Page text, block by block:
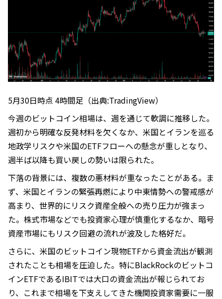
5月30日時点 4時間足（出典:TradingView）
今週のビットコイン相場は、週を通じて軟調に推移した。
週初から明確な反発材料を欠くなか、米国とイランを巡る
地政学リスクや米国のETFフローへの懸念が重しとなり、
週半ば以降も買い戻しの勢いは限られた。
下落の背景には、複数の悪材料が重なったことがある。ま
ず、米国とイランの緊張再燃により中東情勢への警戒感が
高まり、世界的にリスク資産全般への売り圧力が強まっ
た。株式市場などでも投資家心理が慎重化するなか、暗号
資産市場にもリスク回避の流れが波及した格好だ。
さらに、米国のビットコイン現物ETFから資金流出が観測
されたことも相場を圧迫した。特にBlackRockのビットコ
インETFであるIBITでは大口の資金流出が報じられてお
り、これまで相場を下支えしてきた機関投資家需要に一服